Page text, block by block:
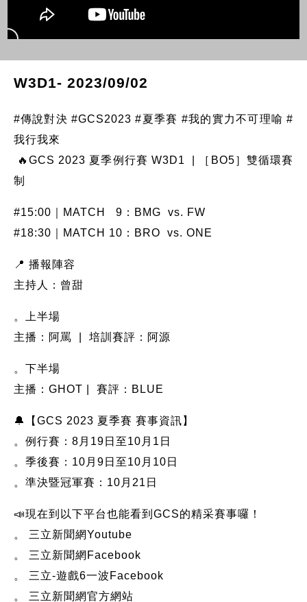
W3D1- 2023/09/02
#傳說對決 #GCS2023 #夏季賽 #我的實力不可理喻 #
我行我來
🔥GCS 2023 夏季例行賽 W3D1 | ［BO5］雙循環賽
制
#15:00｜MATCH 9：BMG vs. FW
#18:30｜MATCH 10：BRO vs. ONE
📍 播報陣容
主持人：曾甜
。上半場
主播：阿罵 | 培訓賽評：阿源
。下半場
主播：GHOT | 賽評：BLUE
🔔【GCS 2023 夏季賽 賽事資訊】
。例行賽：8月19日至10月1日
。季後賽：10月9日至10月10日
。準決暨冠軍賽：10月21日
📣現在到以下平台也能看到GCS的精采賽事囉！
。 三立新聞網Youtube
。 三立新聞網Facebook
。 三立-遊戲6一波Facebook
。 三立新聞網官方網站